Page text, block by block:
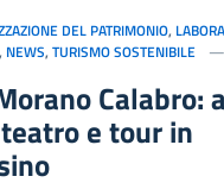
DEL PATRIMONIO,
, NEWS, TURISMO SOSTENIBILE
Calabro:
e tour in